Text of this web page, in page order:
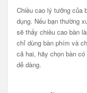
Chiều cao lý tưởng của
dụng. Nếu bạn thường
sẽ thấy chiều cao bàn
chỉ dùng bàn phím và
cả hai, hãy chọn bàn
dễ dàng.